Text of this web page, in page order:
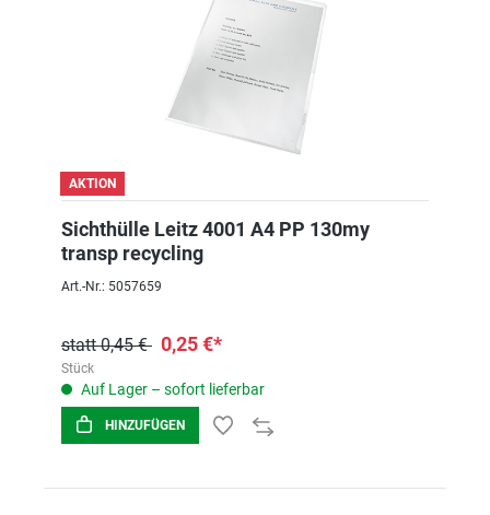
AKTION
Sichthülle Leitz 4001 A4 PP 130my
transp recycling
Art.-Nr.: 5057659
statt 0,45 € 0,25 €*
Stück
Auf Lager – sofort lieferbar
HINZUFÜGEN